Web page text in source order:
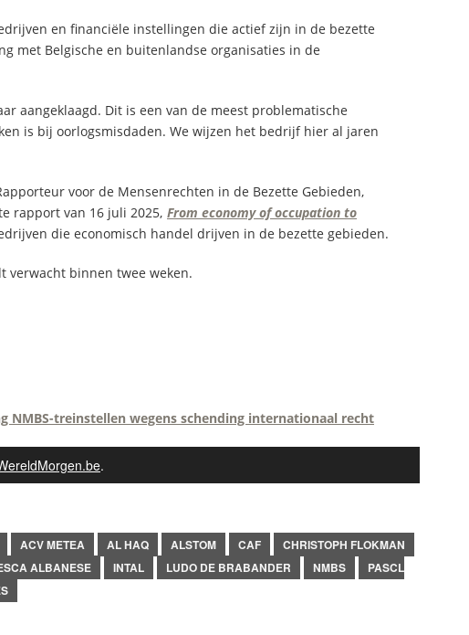
en financiële instellingen die actief zijn in de bezette
met Belgische en buitenlandse organisaties in de
aangeklaagd. Dit is een van de meest problematische
is bij oorlogsmisdaden. We wijzen het bedrijf hier al jaren
voor de Mensenrechten in de Bezette Gebieden,
rapport van 16 juli 2025, From economy of occupation to
die economisch handel drijven in de bezette gebieden.
verwacht binnen twee weken.
NMBS-treinstellen wegens schending internationaal recht
.
ACV METEA AL HAQ ALSTOM CAF
CHRISTOPH FLOKMAN
ALBANESE INTAL LUDO DE BRABANDER NMBS
PASCL